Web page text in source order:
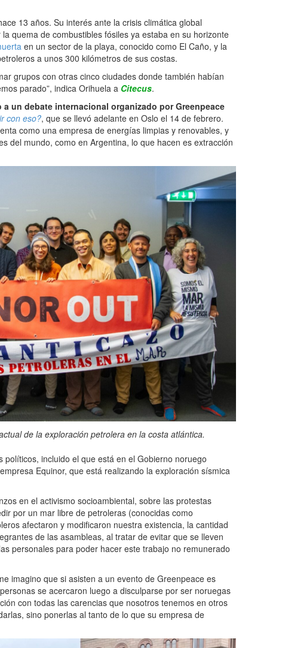
13 años. Su interés ante la crisis climática global
quema de combustibles fósiles ya estaba en su horizonte
en un sector de la playa, conocido como El Caño, y la
a unos 300 kilómetros de sus costas.
grupos con otras cinco ciudades donde también habían
parado”, indica Orihuela a Citecus.
un debate internacional organizado por Greenpeace
con eso?, que se llevó adelante en Oslo el 14 de febrero.
como una empresa de energías limpias y renovables, y
del mundo, como en Argentina, lo que hacen es extracción
de la exploración petrolera en la costa atlántica.
incluido el que está en el Gobierno noruego
Equinor, que está realizando la exploración sísmica
en el activismo socioambiental, sobre las protestas
por un mar libre de petroleras (conocidas como
afectaron y modificaron nuestra existencia, la cantidad
de las asambleas, al tratar de evitar que se lleven
personales para poder hacer este trabajo no remunerado
imagino que si asisten a un evento de Greenpeace es
se acercaron luego a disculparse por ser noruegas
con todas las carencias que nosotros tenemos en otros
sino ponerlas al tanto de lo que su empresa de